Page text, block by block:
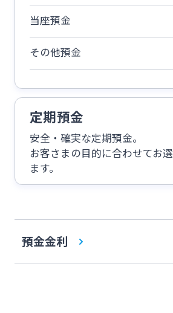
その他サービス
個人のお客さま
法人・個人事業主のお客さま
株主・投資家の皆さま
宮崎銀行について
ニュースリリース一覧
お問い合わせ先一覧
当座預金
その他預金
定期預金
安全・確実な定期預金。
お客さまの目的に合わせてお
ます。
預金金利